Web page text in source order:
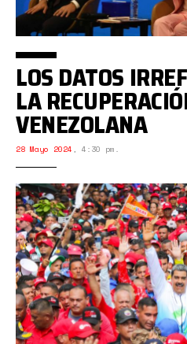
LOS DATOS
LA
VENEZOLANA
28 Mayo 2024 , 4:30 pm.